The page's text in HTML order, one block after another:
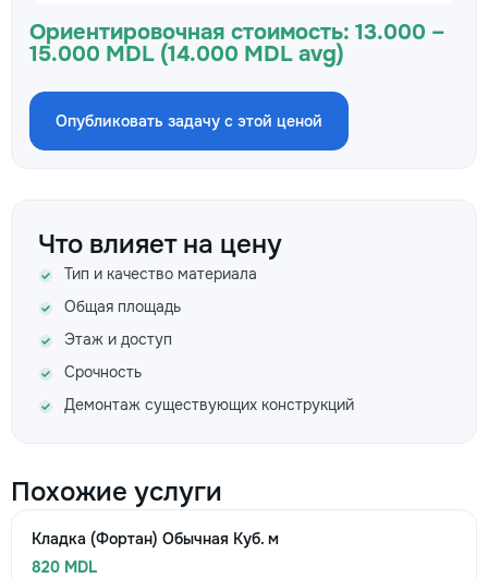
Ориентировочная стоимость: 13.000 –
15.000 MDL (14.000 MDL avg)
Опубликовать задачу с этой ценой
Что влияет на цену
Тип и качество материала
Общая площадь
Этаж и доступ
Срочность
Демонтаж существующих конструкций
Похожие услуги
Кладка (Фортан) Обычная Куб. м
820 MDL